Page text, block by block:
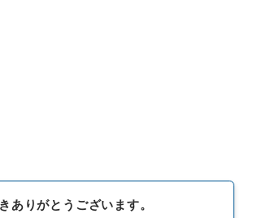
ありがとうございます。